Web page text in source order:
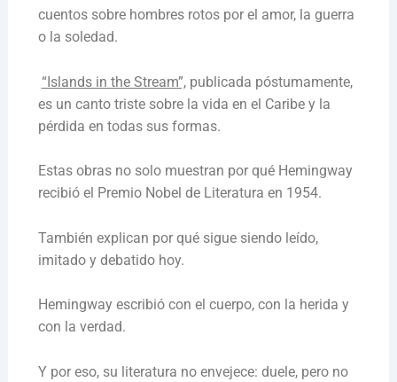
cuentos sobre hombres rotos por el amor, la guerra
o la soledad.
“Islands in the Stream”,publicada póstumamente,
es un canto triste sobre la vida en el Caribe y la
pérdida en todas sus formas.
Estas obras no solo muestran por qué Hemingway
recibió el Premio Nobel de Literatura en 1954.
También explican por qué sigue siendo leído,
imitado y debatido hoy.
Hemingway escribió con el cuerpo, con la herida y
con la verdad.
Y por eso, su literatura no envejece: duele, pero no